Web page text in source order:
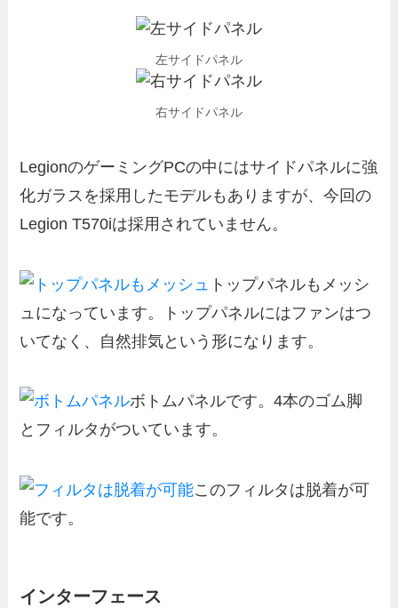
左サイドパネル
右サイドパネル
LegionのゲーミングPCの中にはサイドパネルに強
化ガラスを採用したモデルもありますが、今回の
Legion T570iは採用されていません。
トップパネルもメッシ
ュになっています。トップパネルにはファンはつ
いてなく、自然排気という形になります。
ボトムパネルです。4本のゴム脚
とフィルタがついています。
このフィルタは脱着が可
能です。
インターフェース